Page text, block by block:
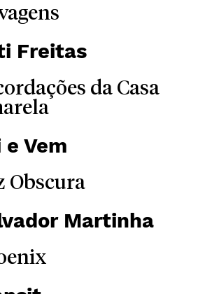
Freitas
da Casa
e Vem
Obscura
Martinha